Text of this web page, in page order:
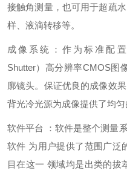
接触角测量，也可用于超疏
样、液滴转移等。
成像系统：作为标准配
Shutter）高分辨率CMOS图
廓镜头。保证优良的成像效
背光冷光源为成像提供了均匀
软件平台 ：软件是整个测量
软件 为用户提供了范围广泛
目在这一 领域均是出类的拔